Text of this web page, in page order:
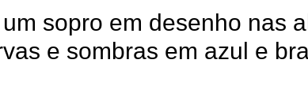
sopro em desenho nas
e sombras em azul e